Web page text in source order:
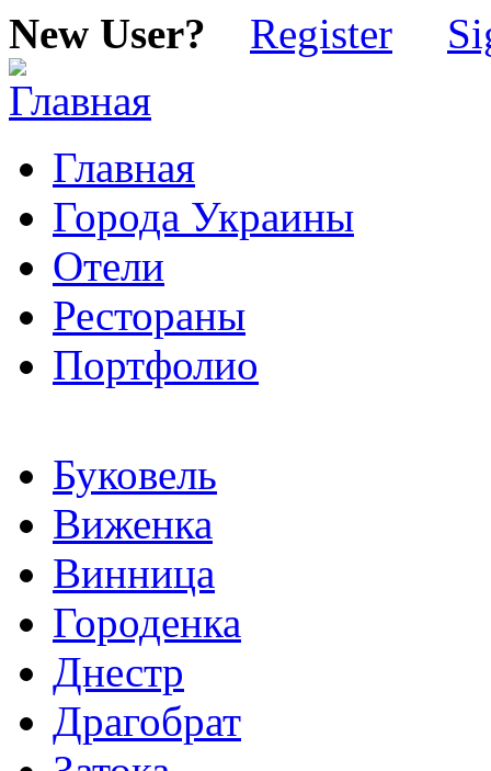
New User? Register
Главная
Города Украины
Отели
Рестораны
Портфолио
Буковель
Виженка
Винница
Городенка
Днестр
Драгобрат